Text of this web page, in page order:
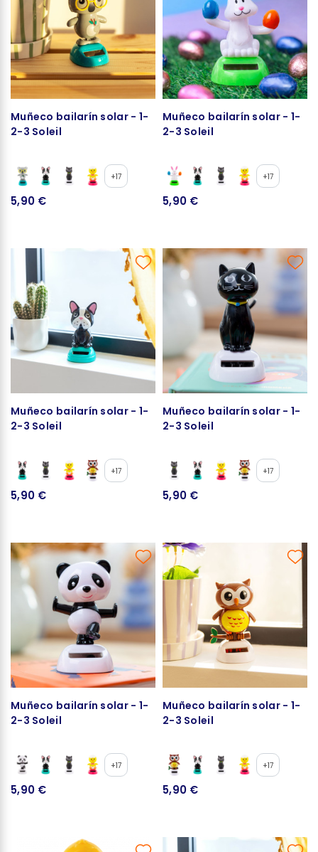
Muñeco bailarín solar - 1-
2-3 Soleil
+17
5,90 €
Muñeco bailarín solar - 1-
2-3 Soleil
+17
5,90 €
Muñeco bailarín solar - 1-
2-3 Soleil
+17
5,90 €
Muñeco bailarín solar - 1-
2-3 Soleil
+17
5,90 €
Muñeco bailarín solar - 1-
2-3 Soleil
+17
5,90 €
Muñeco bailarín solar - 1-
2-3 Soleil
+17
5,90 €